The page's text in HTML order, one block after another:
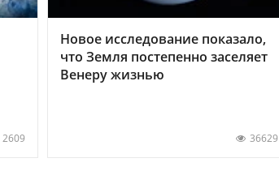
2609
Новое исследование показало,
что Земля постепенно заселяет
Венеру жизнью
36629